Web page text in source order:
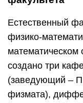
Естественный
физико-
создано три
(заведующий –
физмата),